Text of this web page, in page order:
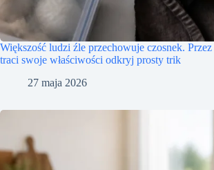
Większość ludzi źle przechowuje czosnek.
traci swoje właściwości odkryj prosty trik
27 maja 2026